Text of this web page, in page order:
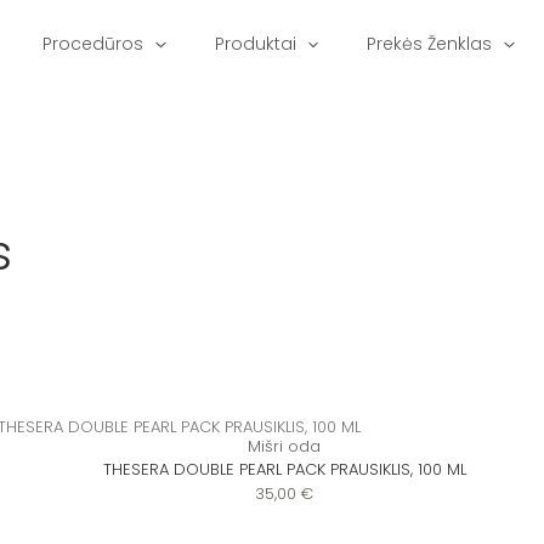
Procedūros Produktai Prekės Ženklas
Mišri oda
THESERA DOUBLE PEARL PACK PRAUSIKLIS, 100 ML
35,00 €